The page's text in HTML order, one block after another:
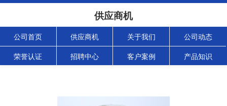
供应商机
公司首页 供应商机 关于我们 公司动态
荣誉认证 招聘中心 客户案例 产品知识